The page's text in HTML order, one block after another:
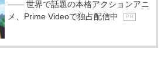
―― 世界で話題の本格アクションアニ
メ、Prime Videoで独占配信中
P R